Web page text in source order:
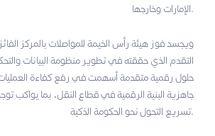
ويجسد فوز هيئة رأس الخيمة للمواصلات بالمركز
التقدم الذي حققته في تطوير منظومة البيانات
حلول رقمية متقدمة أسهمت في رفع كفاءة العمليات
جاهزية البنية الرقمية في قطاع النقل، بما يواكب